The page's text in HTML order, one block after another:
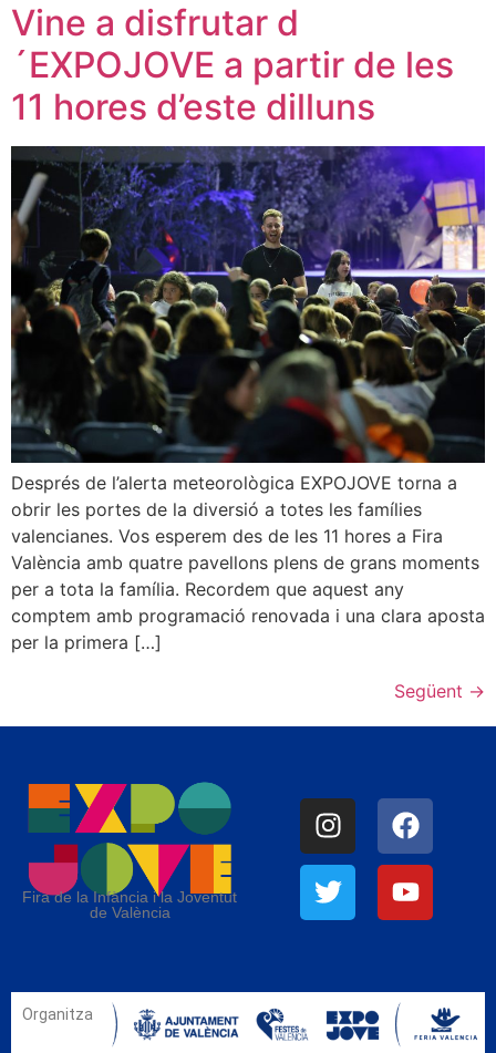
Vine a disfrutar d
´EXPOJOVE a partir de les
11 hores d’este dilluns
Després de l’alerta meteorològica EXPOJOVE torna a
obrir les portes de la diversió a totes les famílies
valencianes. Vos esperem des de les 11 hores a Fira
València amb quatre pavellons plens de grans moments
per a tota la família. Recordem que aquest any
comptem amb programació renovada i una clara aposta
per la primera […]
Següent →
Fira de la Infància i la Joventut
de València
Organitza